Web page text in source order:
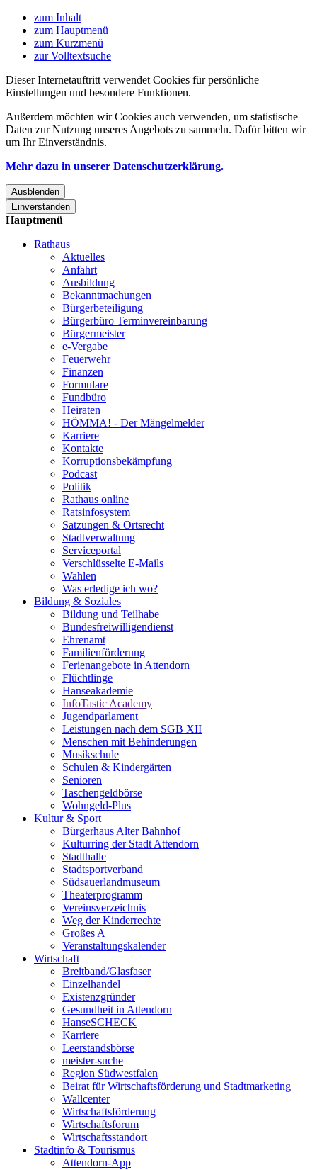
zum Inhalt
zum Hauptmenü
zum Kurzmenü
zur Volltextsuche
Dieser Internetauftritt verwendet Cookies für persönliche
Einstellungen und besondere Funktionen.
Außerdem möchten wir Cookies auch verwenden, um statistische
Daten zur Nutzung unseres Angebots zu sammeln. Dafür bitten wir
um Ihr Einverständnis.
Mehr dazu in unserer Datenschutzerklärung.
Ausblenden
Einverstanden
Hauptmenü
Rathaus
Aktuelles
Anfahrt
Ausbildung
Bekanntmachungen
Bürgerbeteiligung
Bürgerbüro Terminvereinbarung
Bürgermeister
e-Vergabe
Feuerwehr
Finanzen
Formulare
Fundbüro
Heiraten
HÖMMA! - Der Mängelmelder
Karriere
Kontakte
Korruptionsbekämpfung
Podcast
Politik
Rathaus online
Ratsinfosystem
Satzungen & Ortsrecht
Stadtverwaltung
Serviceportal
Verschlüsselte E-Mails
Wahlen
Was erledige ich wo?
Bildung & Soziales
Bildung und Teilhabe
Bundesfreiwilligendienst
Ehrenamt
Familienförderung
Ferienangebote in Attendorn
Flüchtlinge
Hanseakademie
InfoTastic Academy
Jugendparlament
Leistungen nach dem SGB XII
Menschen mit Behinderungen
Musikschule
Schulen & Kindergärten
Senioren
Taschengeldbörse
Wohngeld-Plus
Kultur & Sport
Bürgerhaus Alter Bahnhof
Kulturring der Stadt Attendorn
Stadthalle
Stadtsportverband
Südsauerlandmuseum
Theaterprogramm
Vereinsverzeichnis
Weg der Kinderrechte
Großes A
Veranstaltungskalender
Wirtschaft
Breitband/Glasfaser
Einzelhandel
Existenzgründer
Gesundheit in Attendorn
HanseSCHECK
Karriere
Leerstandsbörse
meister-suche
Region Südwestfalen
Beirat für Wirtschaftsförderung und Stadtmarketing
Wallcenter
Wirtschaftsförderung
Wirtschaftsforum
Wirtschaftsstandort
Stadtinfo & Tourismus
Attendorn-App